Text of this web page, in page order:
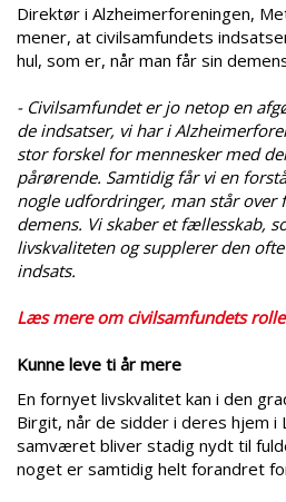
Direktør i Alzheimerforeningen,
mener, at civilsamfundets
hul, som er, når man får sin
- Civilsamfundet er jo netop en
de indsatser, vi har i
stor forskel for mennesker med
pårørende. Samtidig får vi en
nogle udfordringer, man står over
demens. Vi skaber et fællesskab,
livskvaliteten og supplerer den
indsats.
Læs mere om civilsamfundets rolle
Kunne leve ti år mere
En fornyet livskvalitet kan i den
Birgit, når de sidder i deres hjem i
samværet bliver stadig nydt til
noget er samtidig helt forandret